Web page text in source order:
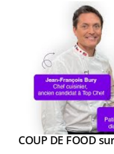
Youtube
COUP DE FOOD
Youtube
Quand l’entreprise